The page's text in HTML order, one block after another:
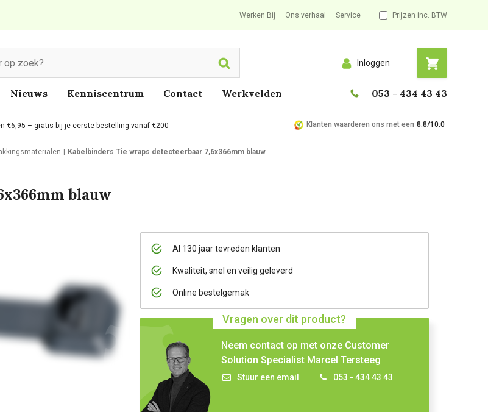
Werken Bij Ons verhaal Service Prijzen inc. BTW
Search Inloggen
Nieuws Kenniscentrum Contact Werkvelden 053 - 434 43 43
€6,95 – gratis bij je eerste bestelling vanaf €200 Klanten waarderen ons met een 8.8/10.0
Kabelbinders Tie wraps detecteerbaar 7,6x366mm blauw
blauw
Al 130 jaar tevreden klanten
Kwaliteit, snel en veilig geleverd
Online bestelgemak
Vragen over dit product?
Neem contact op met onze Customer
Solution Specialist Marcel Tersteeg
Stuur een email 053 - 434 43 43